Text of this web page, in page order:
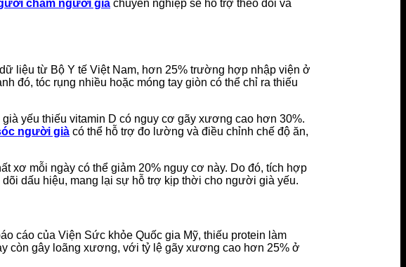
chăm người già chuyên nghiệp sẽ hỗ trợ theo dõi và
liệu từ Bộ Y tế Việt Nam, hơn 25% trường hợp nhập viện ở
đó, tóc rụng nhiều hoặc móng tay giòn có thể chỉ ra thiếu
yếu thiếu vitamin D có nguy cơ gãy xương cao hơn 30%.
người già có thể hỗ trợ đo lường và điều chỉnh chế độ ăn,
xơ mỗi ngày có thể giảm 20% nguy cơ này. Do đó, tích hợp
dõi dấu hiệu, mang lại sự hỗ trợ kịp thời cho người già yếu.
cáo của Viện Sức khỏe Quốc gia Mỹ, thiếu protein làm
còn gây loãng xương, với tỷ lệ gãy xương cao hơn 25% ở